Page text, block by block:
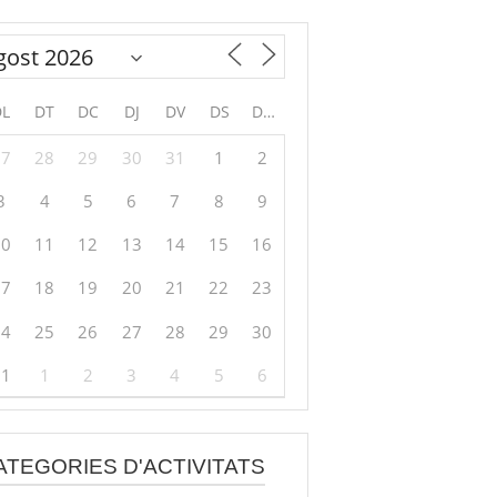
DT DC DJ DV DS DG
28 29 30 31 1
2
4 5 6 7 8
9
11 12 13 14 15
16
18 19 20 21 22
23
25 26 27 28 29
30
1 2 3 4 5 6
D'ACTIVITATS